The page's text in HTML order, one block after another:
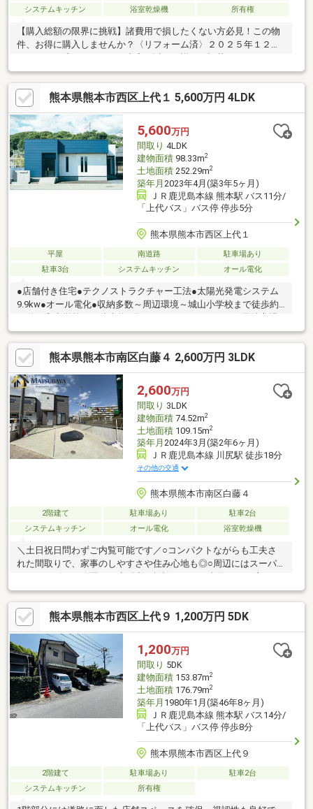
システムキッチン
浴室乾燥機 所有権
【購入総額の限界に挑戦】諸費用で損したくない方必見！この物
件、お得に購入しませんか？〈リフォーム済〉２０２５年１２月
す。〈周辺環境良好〉便利な街で心地よく。毎日のお買い物や通
学がスムーズで安心。〈暖かな陽が差し込むリビング〉大きな窓
はリビングの主役。部屋も広く感じさせてくれます。〈スーパー
まで徒歩７分〉もう買い忘れも怖くない！【内覧ツアー】 熊本県
全域の気になる物件を全て弊社でまとめてご内覧いただけます水
曜日や１８時以降、お仕事終わりの内覧も柔軟に対応！物件選び
からお引渡しまで『ハウスドゥ熊本桜町』が全力でサポートしま
す
熊本県熊本市西区上代１ 5,600万円 4LDK
5,600万円
間取り 4LDK
建物面積98.33m2
土地面積252.29m2
築年月 2023年4月(築3年5ヶ月)
ＪＲ鹿児島本線 熊本駅 バス11分/
「上代バス」バス停 停歩5分
熊本県熊本市西区上代１
平屋 南道路
駐車場あり
駐車3台
システムキッチン オール電化
●店舗付き住宅●テクノストラクチャー工法●太陽光発電システム
9.9kw●オール電化●収納多数～周辺環境～城山小学校まで徒歩約
19分三和中学校まで徒歩約7分HIヒロセ スーパーコンボ田崎市場
通り店まで徒歩約5分セブンイレブン上代1丁目店まで徒歩約4分
モスバーガー田崎店まで徒歩約6分
熊本県熊本市南区白藤４ 2,600万円 3LDK
2,600万円
間取り 3LDK
建物面積74.52m2
土地面積109.15m2
築年月 2024年3月(築2年6ヶ月)
ＪＲ鹿児島本線 川尻駅 徒歩18分
その他の交通
熊本県熊本市南区白藤４
2階建て 駐車場あり
駐車2台
システムキッチン
オール電化 浴室乾燥機
＼土日祝日問わずご内覧可能です／○コンパクトながらも工夫さ
れた間取りで、家事のしやすさや住み心地も◎○周辺にはスーパ
希望のライフスタイルやご条件を丁寧にヒアリング。厳選した物
件の中から、ご納得いただける住まいをご提案。ご内覧も、お客
様のご都合に合わせて柔軟に調整いたします。▼資金計画・住宅
ローンもワンストップでサポート♪お客様のお悩みに経験豊富な担
当者が丁寧にご対応。安心して次のステージへ進めるよう、的確
なアドバイスを行います。自社HPでは、公開以外の物件もご紹介
しております。TEL：096-206-1230
熊本県熊本市西区上代９ 1,200万円 5DK
1,200万円
間取り 5DK
建物面積153.87m2
土地面積176.79m2
築年月 1980年1月(築46年8ヶ月)
ＪＲ鹿児島本線 熊本駅 バス14分/
「上代バス」バス停 停歩8分
熊本県熊本市西区上代９
2階建て 駐車場あり
駐車2台
システムキッチン
所有権